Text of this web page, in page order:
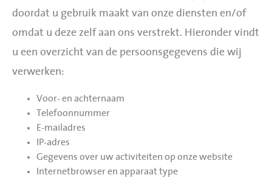
doordat u gebruik maakt van onze diensten en/of
omdat u deze zelf aan ons verstrekt. Hieronder vindt
u een overzicht van de persoonsgegevens die wij
verwerken:
Voor- en achternaam
Telefoonnummer
E-mailadres
IP-adres
Gegevens over uw activiteiten op onze website
Internetbrowser en apparaat type